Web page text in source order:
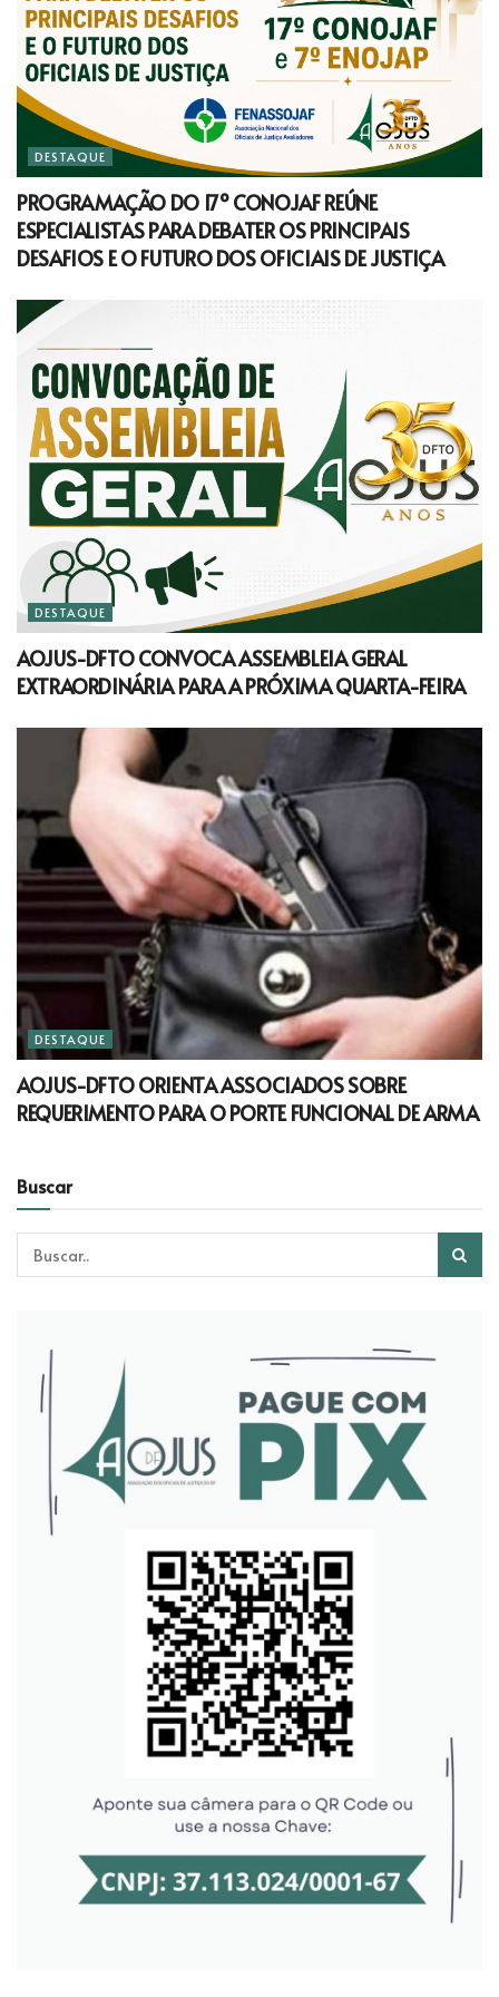
DESTAQUE
PROGRAMAÇÃO DO 17º CONOJAF REÚNE
ESPECIALISTAS PARA DEBATER OS PRINCIPAIS
DESAFIOS E O FUTURO DOS OFICIAIS DE JUSTIÇA
DESTAQUE
AOJUS-DFTO CONVOCA ASSEMBLEIA GERAL
EXTRAORDINÁRIA PARA A PRÓXIMA QUARTA-FEIRA
DESTAQUE
AOJUS-DFTO ORIENTA ASSOCIADOS SOBRE
REQUERIMENTO PARA O PORTE FUNCIONAL DE ARMA
Buscar